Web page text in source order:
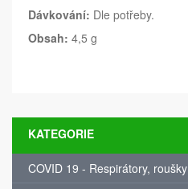
Dávkování: Dle potřeby.
Obsah: 4,5 g
KATEGORIE
COVID 19 - Respirátory, roušky